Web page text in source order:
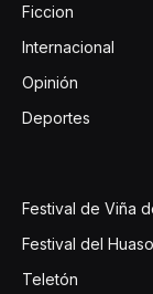
Ficcion
Internacional
Opinión
Deportes
Festival de Viña
Festival del
Teletón